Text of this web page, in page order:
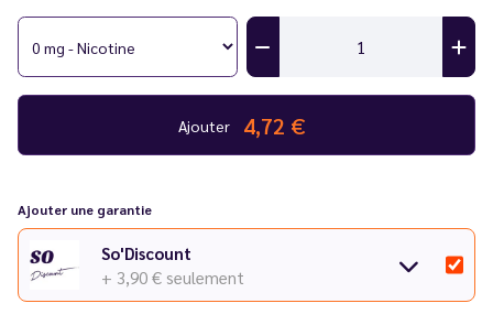
Ajouter 4,72 €
Ajouter une garantie
So'Discount
+ 3,90 € seulement